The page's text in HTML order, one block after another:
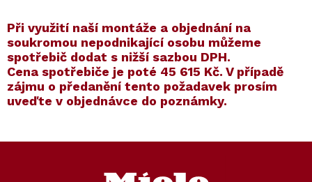
​​Při využití naší montáže a objednání na
soukromou nepodnikající osobu můžeme
spotřebič dodat s nižší sazbou DPH.
Cena spotřebiče je poté 45 615 Kč. V případě
zájmu o předanění tento požadavek prosím
uveďte v objednávce do poznámky.